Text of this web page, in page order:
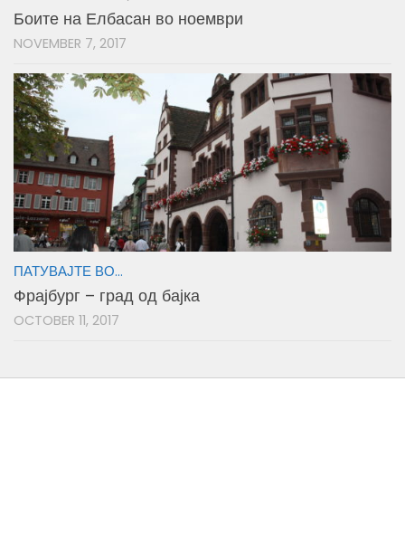
Боите на Елбасан во ноември
NOVEMBER 7, 2017
ПАТУВАЈТЕ ВО...
Фрајбург – град од бајка
OCTOBER 11, 2017